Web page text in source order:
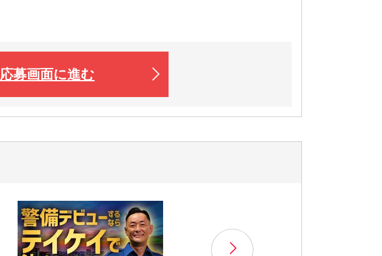
応募画面に進む